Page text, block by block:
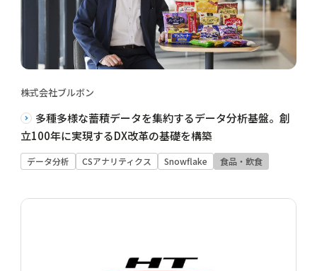
株式会社ブルボン
多種多様な蓄積データを集約するデータ分析基盤。創
立100年に実現するDX改革の基礎を構築
データ分析 CSアナリティクス Snowflake 食品・飲食